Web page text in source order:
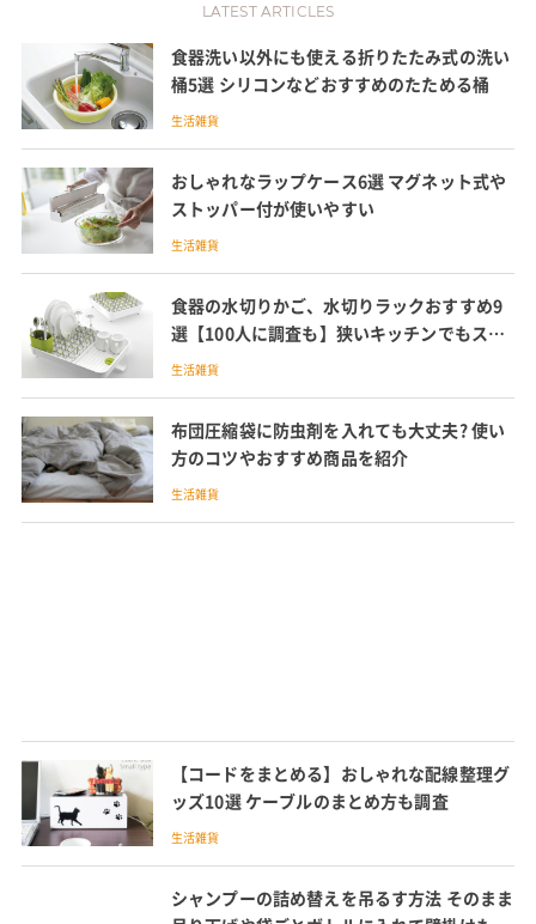
LATEST ARTICLES
食器洗い以外にも使える折りたたみ式の洗い
桶5選 シリコンなどおすすめのたためる桶
生活雑貨
おしゃれなラップケース6選 マグネット式や
ストッパー付が使いやすい
生活雑貨
食器の水切りかご、水切りラックおすすめ9
選【100人に調査も】狭いキッチンでもスリ
ムな水切りマットも紹介
生活雑貨
布団圧縮袋に防虫剤を入れても大丈夫? 使い
方のコツやおすすめ商品を紹介
生活雑貨
【コードをまとめる】おしゃれな配線整理グ
ッズ10選 ケーブルのまとめ方も調査
生活雑貨
シャンプーの詰め替えを吊るす方法 そのまま